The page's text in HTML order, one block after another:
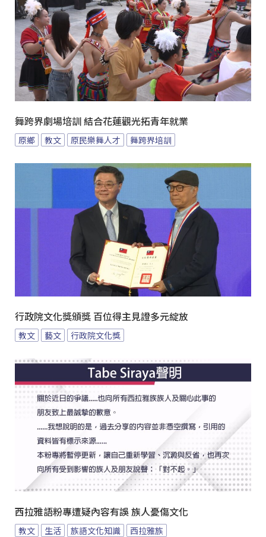
舞跨界劇場培訓 結合花蓮觀光拓青年就業
原鄉 教文 原民樂舞人才 舞跨界培訓
行政院文化獎頒獎 百位得主見證多元綻放
教文 藝文 行政院文化獎
西拉雅語粉專遭疑內容有誤 族人憂傷文化
教文 生活 族語文化知識 西拉雅族